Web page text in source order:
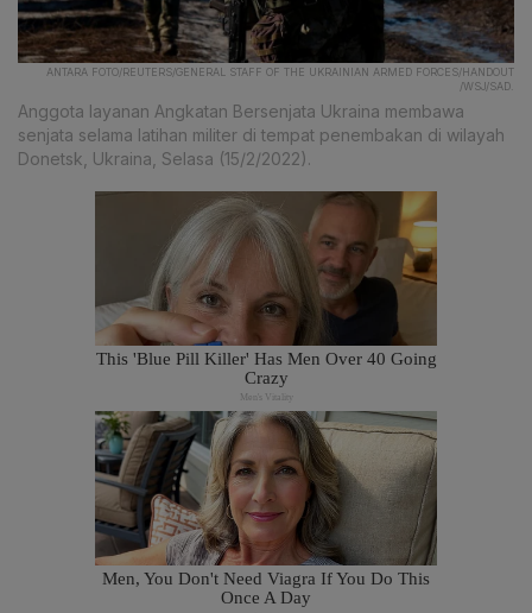
ANTARA FOTO/REUTERS/GENERAL STAFF OF THE UKRAINIAN ARMED FORCES/HANDOUT
/WSJ/SAD.
Anggota layanan Angkatan Bersenjata Ukraina membawa
senjata selama latihan militer di tempat penembakan di wilayah
Donetsk, Ukraina, Selasa (15/2/2022).